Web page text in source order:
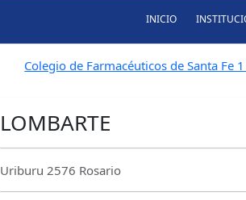
INICIO
Colegio de Farmacéuticos de Santa Fe
LOMBARTE
Uriburu 2576 Rosario